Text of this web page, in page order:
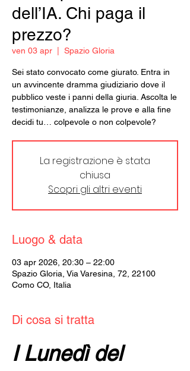
dell’IA. Chi paga il
prezzo?
ven 03 apr Spazio Gloria
Sei stato convocato come giurato. Entra in
un avvincente dramma giudiziario dove il
pubblico veste i panni della giuria. Ascolta le
testimonianze, analizza le prove e alla fine
decidi tu… colpevole o non colpevole?
La registrazione è stata
chiusa
Scopri gli altri eventi
Luogo & data
03 apr 2026, 20:30 – 22:00
Spazio Gloria, Via Varesina, 72, 22100
Como CO, Italia
Di cosa si tratta
I Lunedì del